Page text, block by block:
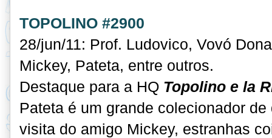
TOPOLINO #2900
28/jun/11: Prof. Ludovico, Vovó
Mickey, Pateta, entre outros.
Destaque para a HQ Topolino e la
Pateta é um grande colecionador
visita do amigo Mickey, estranhas